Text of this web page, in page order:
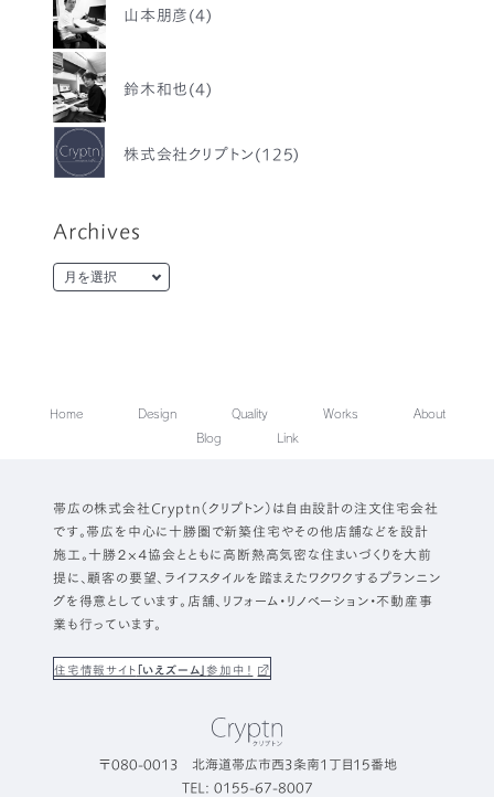
山本朋彦(4)
鈴木和也(4)
株式会社クリプトン(125)
Archives
Home Design Quality Works
About
Blog
Link
帯広の株式会社Cryptn（クリプトン）は自由設計の注文住宅会社
です。帯広を中心に十勝圏で新築住宅やその他店舗などを設計
施工。十勝２×４協会とともに高断熱高気密な住まいづくりを大前
提に、顧客の要望、ライフスタイルを踏まえたワクワクするプランニン
グを得意としています。店舗、リフォーム・リノベーション・不動産事
業も行っています。
住宅情報サイト「いえズーム」参加中！
〒080-0013 北海道帯広市西3条南1丁目15番地
TEL: 0155-67-8007